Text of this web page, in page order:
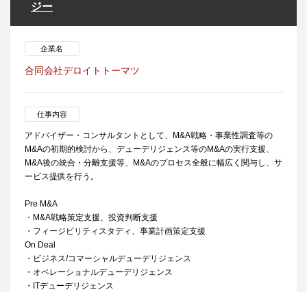
ジー
企業名
合同会社デロイトトーマツ
仕事内容
アドバイザー・コンサルタントとして、M&A戦略・事業性調査等の
M&Aの初期的検討から、デューデリジェンス等のM&Aの実行支援、
M&A後の統合・分離支援等、M&Aのプロセス全般に幅広く関与し、サ
ービス提供を行う。
Pre M&A
・M&A戦略策定支援、投資判断支援
・フィージビリティスタディ、事業計画策定支援
On Deal
・ビジネス/コマーシャルデューデリジェンス
・オペレーショナルデューデリジェンス
・ITデューデリジェンス